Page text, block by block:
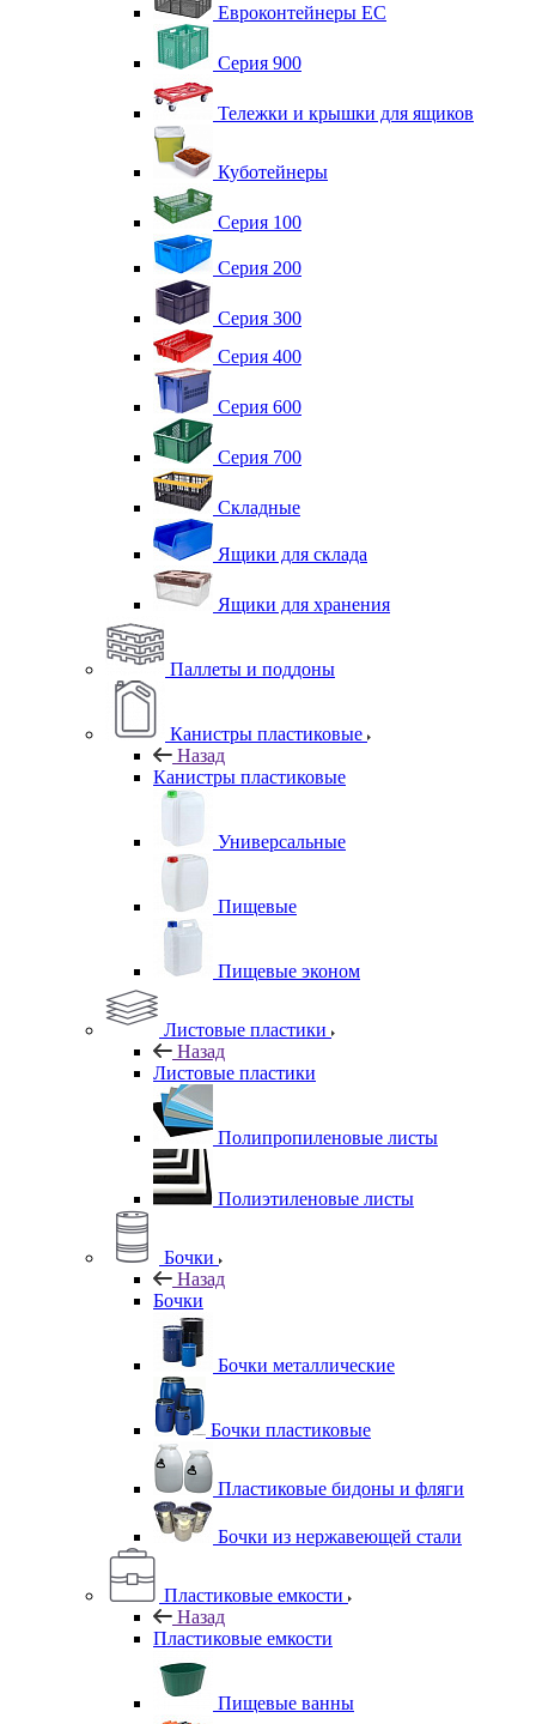
Евроконтейнеры ЕС
Серия 900
Тележки и крышки для ящиков
Куботейнеры
Серия 100
Серия 200
Серия 300
Серия 400
Серия 600
Серия 700
Складные
Ящики для склада
Ящики для хранения
Паллеты и поддоны
Канистры пластиковые
Назад
Канистры пластиковые
Универсальные
Пищевые
Пищевые эконом
Листовые пластики
Назад
Листовые пластики
Полипропиленовые листы
Полиэтиленовые листы
Бочки
Назад
Бочки
Бочки металлические
Бочки пластиковые
Пластиковые бидоны и фляги
Бочки из нержавеющей стали
Пластиковые емкости
Назад
Пластиковые емкости
Пищевые ванны